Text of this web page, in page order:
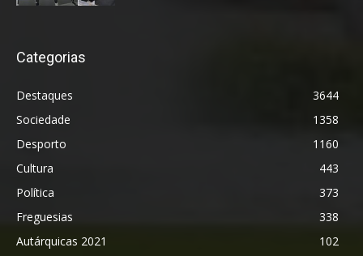
Categorias
Destaques
3644
Sociedade
1358
Desporto
1160
Cultura
443
Política
373
Freguesias
338
Autárquicas 2021
102